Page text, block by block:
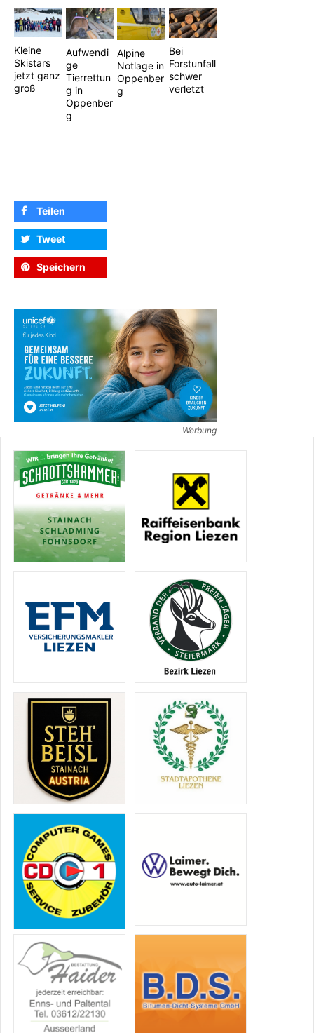
Kleine
Skistars
jetzt ganz
groß
Aufwendi
ge
Tierrettun
g in
Oppenber
g
Alpine
Notlage in
Oppenber
g
Bei
Forstunfall
schwer
verletzt
Teilen
Tweet
Speichern
Werbung